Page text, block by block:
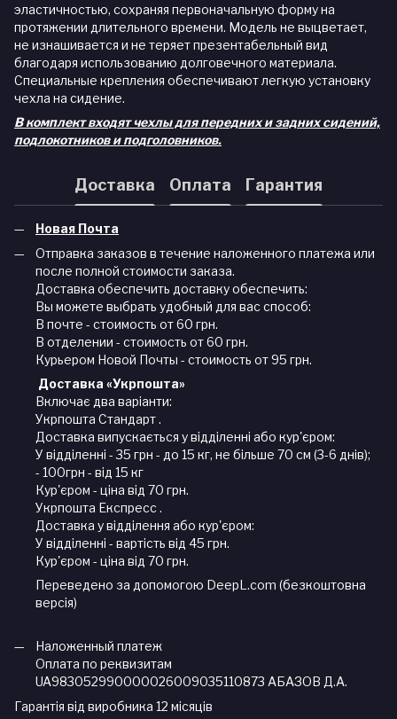
эластичностью, сохраняя первоначальную форму на
протяжении длительного времени. Модель не выцветает,
не изнашивается и не теряет презентабельный вид
благодаря использованию долговечного материала.
Специальные крепления обеспечивают легкую установку
чехла на сидение.
В комплект входят чехлы для передних и задних сидений,
подлокотников и подголовников.
Доставка Оплата Гарантия
Новая Почта
Отправка заказов в течение наложенного платежа или
после полной стоимости заказа.
Доставка обеспечить доставку обеспечить:
Вы можете выбрать удобный для вас способ:
В почте - стоимость от 60 грн.
В отделении - стоимость от 60 грн.
Курьером Новой Почты - стоимость от 95 грн.
Доставка «Укрпошта»
Включає два варіанти:
Укрпошта Стандарт .
Доставка випускається у відділенні або кур'єром:
У відділенні - 35 грн - до 15 кг, не більше 70 см (3-6 днів);
- 100грн - від 15 кг
Кур'єром - ціна від 70 грн.
Укрпошта Експресс .
Доставка у відділення або кур'єром:
У відділенні - вартість від 45 грн.
Кур'єром - ціна від 70 грн.
Переведено за допомогою DeepL.com (безкоштовна
версія)
Наложенный платеж
Оплата по реквизитам
UA983052990000026009035110873 АБАЗОВ Д.А.
Гарантія від виробника 12 місяців